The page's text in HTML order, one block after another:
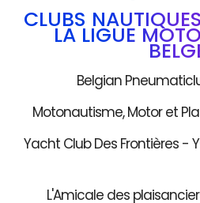
CLUBS
LA LIGUE
Belgian
Motonautisme, Motor et
Yacht Club Des
L'Amicale des